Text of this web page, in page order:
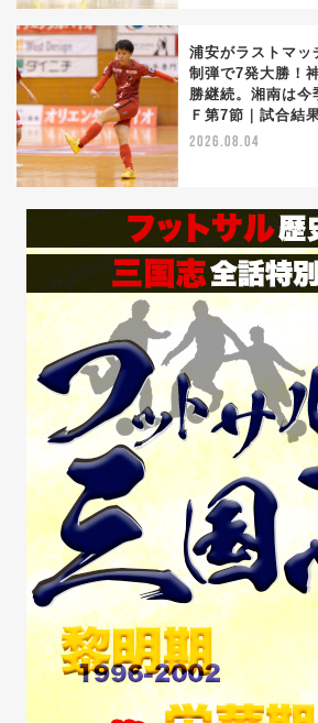
浦安がラストマッ
制弾で7発大勝！
勝継続。湘南は今
Ｆ第7節｜試合結
2026.08.04